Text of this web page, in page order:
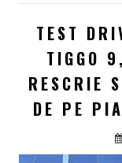
TEST
TIGGO
RESCRIE
DE PE